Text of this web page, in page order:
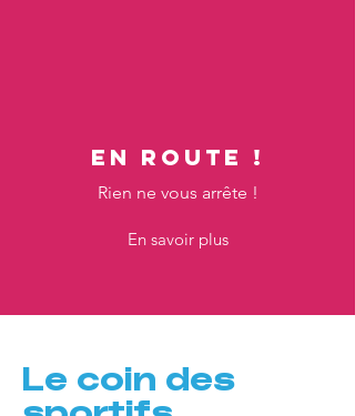
En route !
Rien ne vous arrête !
En savoir plus
Le coin des